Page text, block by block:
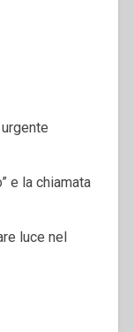
e la chiamata
luce nel